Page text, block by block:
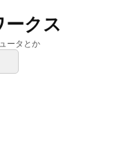
クス
ータとか